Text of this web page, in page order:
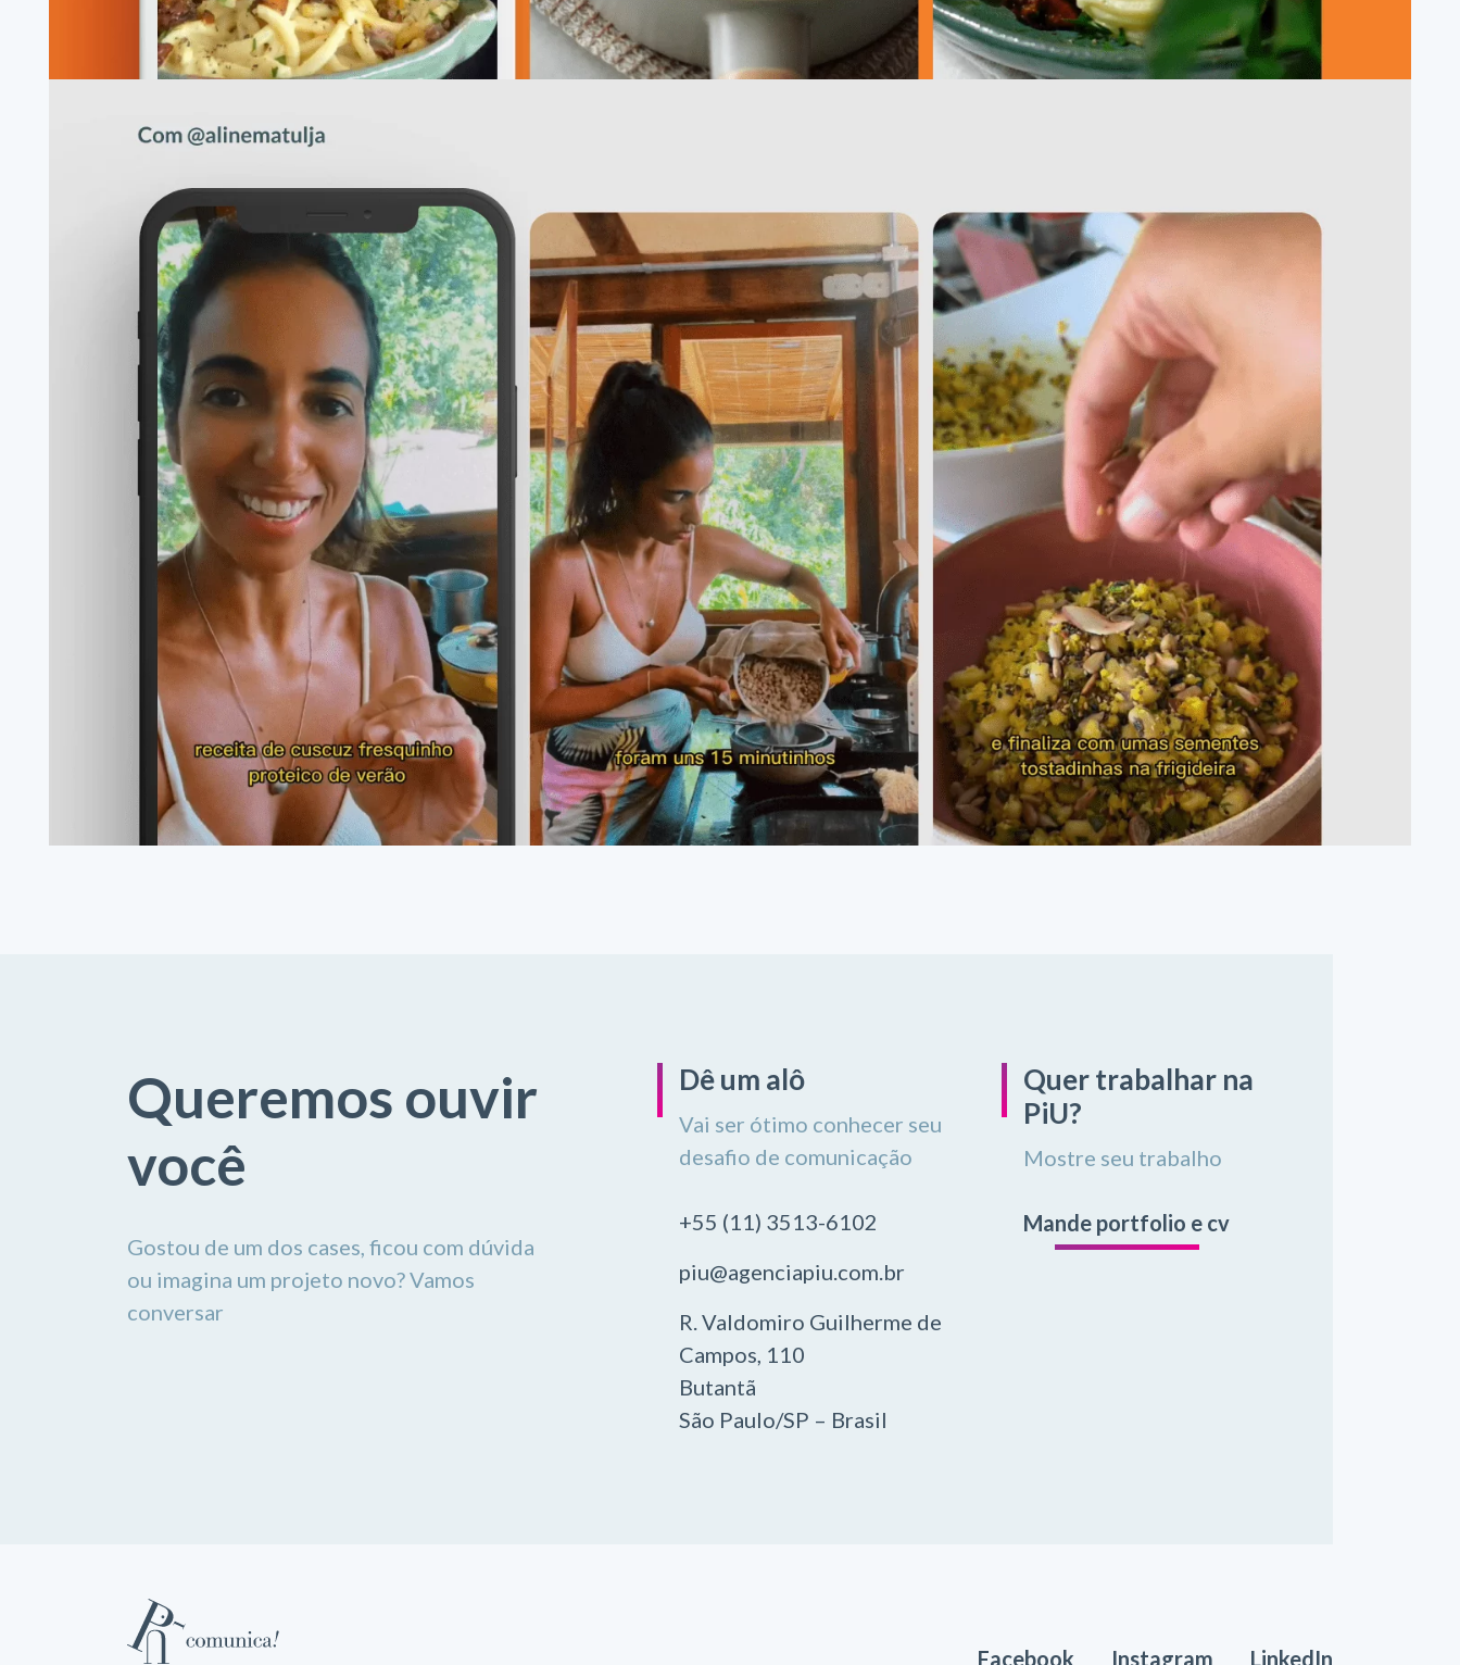
Queremos ouvir
você
Gostou de um dos cases, ficou com dúvida
ou imagina um projeto novo? Vamos
conversar
Dê um alô
Vai ser ótimo conhecer seu
desafio de comunicação
+55 (11) 3513-6102
piu@agenciapiu.com.br
R. Valdomiro Guilherme de
Campos, 110
Butantã
São Paulo/SP – Brasil
Quer trabalhar na
PiU?
Mostre seu trabalho
Mande portfolio e cv
Facebook Instagram LinkedIn